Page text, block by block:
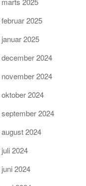
februar 2025
januar 2025
december 2024
november 2024
oktober 2024
september 2024
august 2024
juli 2024
juni 2024